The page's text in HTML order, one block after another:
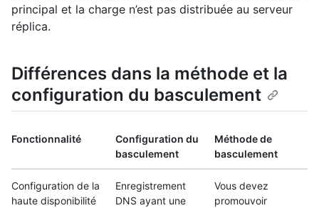
principal et la charge n’est pas distribuée au serveur
réplica.
Différences dans la méthode et la
configuration du basculement
Fonctionnalité
Configuration du
basculement
Méthode de
basculement
Configuration de la
haute disponibilité
Enregistrement
DNS ayant une
Vous devez
promouvoir